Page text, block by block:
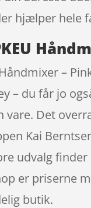
hjælper hele
Håndmixer –
– du får jo
Det
Kai
udvalg
er priserne
butik.